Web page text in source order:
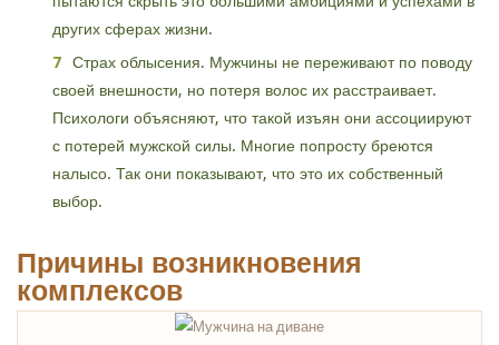
других сферах жизни.
Страх облысения. Мужчины не переживают по поводу
своей внешности, но потеря волос их расстраивает.
Психологи объясняют, что такой изъян они ассоциируют
с потерей мужской силы. Многие попросту бреются
налысо. Так они показывают, что это их собственный
выбор.
Причины возникновения
комплексов